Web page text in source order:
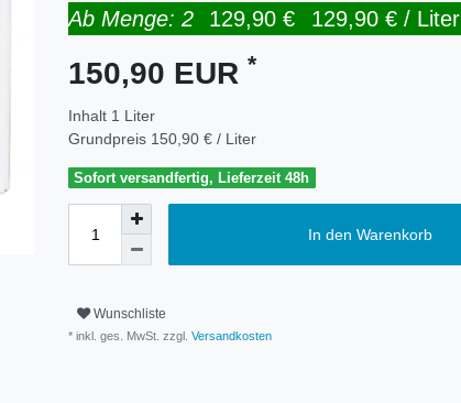
Ab Menge: 2 129,90 € 129,90 € / Liter
150,90 EUR *
Inhalt 1 Liter
Grundpreis 150,90 € / Liter
Sofort versandfertig, Lieferzeit 48h
In den Warenkorb
Wunschliste
* inkl. ges. MwSt. zzgl. Versandkosten